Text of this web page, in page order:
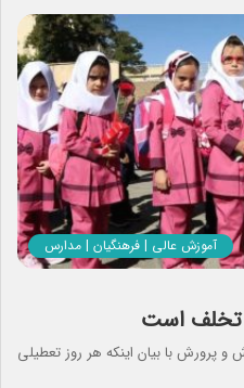
آموزش عالی | فرهنگیان | مدارس
تخلف است
و پرورش با بیان اینکه هر روز تعطیلی